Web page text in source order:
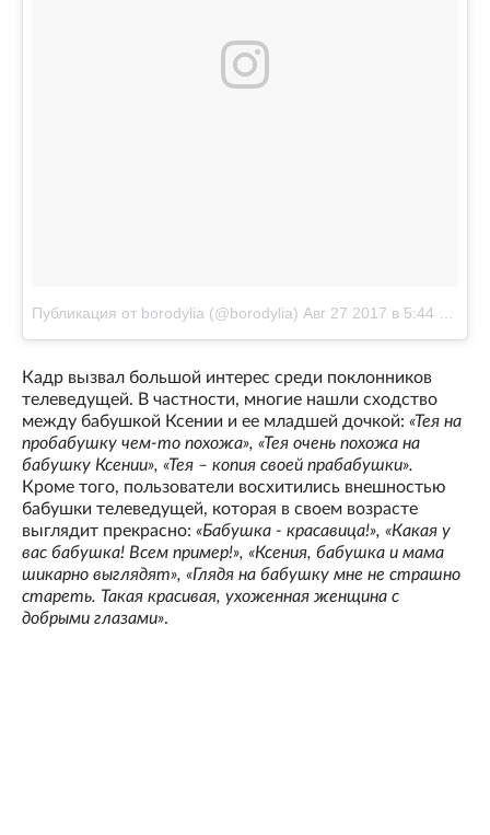
Публикация от borodylia (@borodylia) Авг 27 2017 в 5:44 PDT
Кадр вызвал большой интерес среди поклонников
телеведущей. В частности, многие нашли сходство
между бабушкой Ксении и ее младшей дочкой: «Тея на
пробабушку чем-то похожа», «Тея очень похожа на
бабушку Ксении», «Тея – копия своей прабабушки».
Кроме того, пользователи восхитились внешностью
бабушки телеведущей, которая в своем возрасте
выглядит прекрасно: «Бабушка - красавица!», «Какая у
вас бабушка! Всем пример!», «Ксения, бабушка и мама
шикарно выглядят», «Глядя на бабушку мне не страшно
стареть. Такая красивая, ухоженная женщина с
добрыми глазами».